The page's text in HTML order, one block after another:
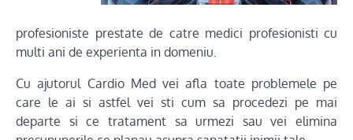
profesioniste prestate de catre medici profesionisti cu
multi ani de experienta in domeniu.
Cu ajutorul Cardio Med vei afla toate problemele pe
care le ai si astfel vei sti cum sa procedezi pe mai
departe si ce tratament sa urmezi sau vei elimina